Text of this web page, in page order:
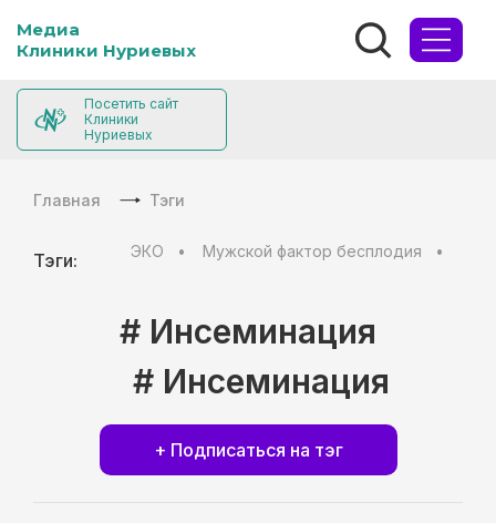
Медиа
Клиники Нуриевых
Посетить сайт
Клиники
Нуриевых
Главная Тэги
Тэги: ЭКО Мужской фактор бесплодия
# Инсеминация
# Инсеминация
+ Подписаться на тэг